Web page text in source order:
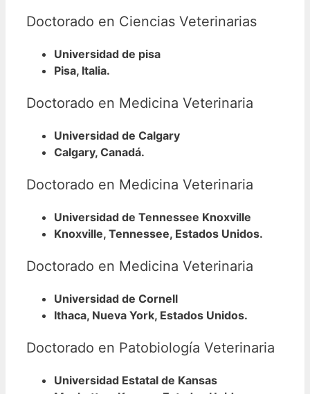
Doctorado en Ciencias Veterinarias
Universidad de pisa
Pisa, Italia.
Doctorado en Medicina Veterinaria
Universidad de Calgary
Calgary, Canadá.
Doctorado en Medicina Veterinaria
Universidad de Tennessee Knoxville
Knoxville, Tennessee, Estados Unidos.
Doctorado en Medicina Veterinaria
Universidad de Cornell
Ithaca, Nueva York, Estados Unidos.
Doctorado en Patobiología Veterinaria
Universidad Estatal de Kansas